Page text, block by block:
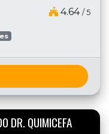
4.64 / 5
DR. QUIMICEFA